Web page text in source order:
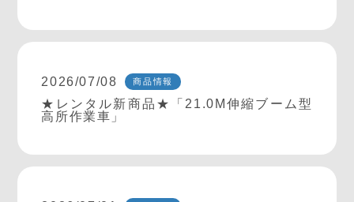
2026/07/08 商品情報
★レンタル新商品★「21.0M伸縮ブーム型
高所作業車」